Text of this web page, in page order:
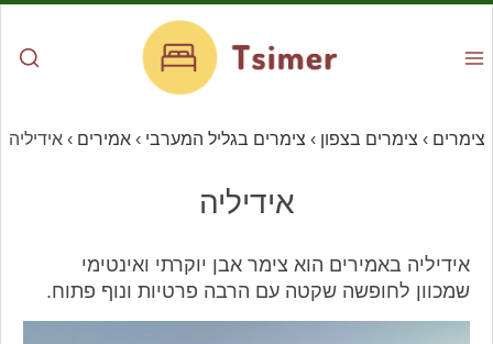
צימרים › צימרים בצפון › צימרים בגליל המערבי ›אמירים ›אידיליה
אידיליה
אידיליה באמירים הוא צימר אבן יוקרתי ואינטימי
שמכוון לחופשה שקטה עם הרבה פרטיות ונוף פתוח.